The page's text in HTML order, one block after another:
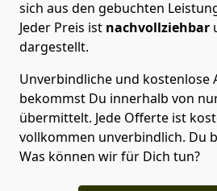
sich aus den gebuchten
Jeder Preis ist nachvollziehbar
dargestellt.
Unverbindliche und kostenlose
bekommst Du innerhalb von
übermittelt. Jede Offerte ist
vollkommen unverbindlich. Du
Was können wir für Dich tun?